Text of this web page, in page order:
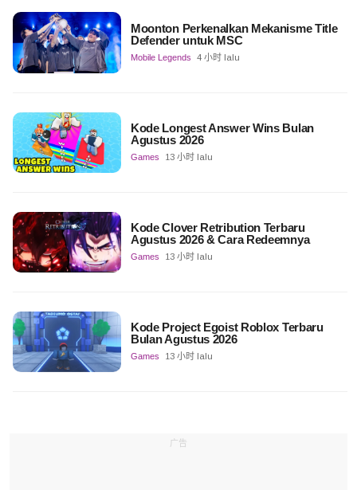
Moonton Perkenalkan Mekanisme Title
Defender untuk MSC
Mobile Legends 4 小时 lalu
Kode Longest Answer Wins Bulan
Agustus 2026
Games 13 小时 lalu
Kode Clover Retribution Terbaru
Agustus 2026 & Cara Redeemnya
Games 13 小时 lalu
Kode Project Egoist Roblox Terbaru
Bulan Agustus 2026
Games 13 小时 lalu
广告